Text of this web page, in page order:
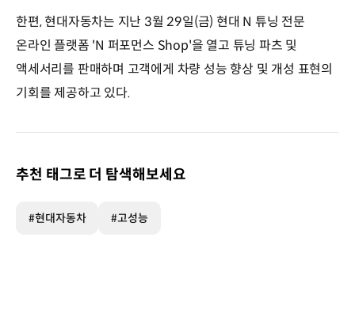
한편, 현대자동차는 지난 3월 29일(금) 현대 N 튜닝 전문
온라인 플랫폼 'N 퍼포먼스 Shop'을 열고 튜닝 파츠 및
액세서리를 판매하며 고객에게 차량 성능 향상 및 개성 표현의
기회를 제공하고 있다.
추천 태그로 더 탐색해보세요
#현대자동차 #고성능